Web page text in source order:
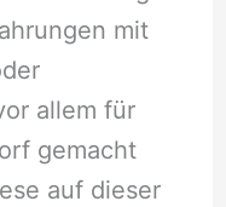
mit
allem für
gemacht
auf dieser